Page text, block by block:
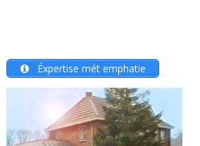
Éxpertise mét emphatie